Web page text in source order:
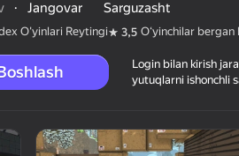
Belong 2
k0reshov
· Jangovar Sarguzasht
O'yinlari Reytingi 3,5 Oʻyinchilar bergan
Login bilan kirish
yutuqlarni ishonchli